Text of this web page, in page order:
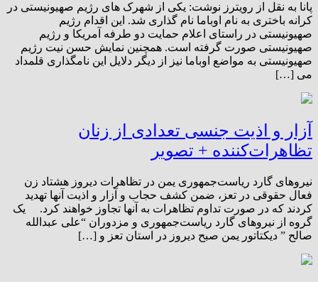
پانا به نقل از رویترز نوشت: یکی از شهرک های رژیم صهیونیستی در
کرانه باختری به نام اوباما نام گذاری شد. این اقدام رژیم
صهیونیستی در راستای اعلام حمایت دو طرفه آمریکا و رژیم
صهیونیستی صورت گرفته است. همچنین نمایش حسن نیت رژیم
صهیونیستی به مواضع اوباما نیز از دیگر دلایل این نامگذاری قلمداد
می […]
آزار و اذیت جنسی تعدادی از زنان
تظاهرات‌کننده + تصویر
نیروهای گارد ریاست‌جمهوری یمن در تظاهرات دیروز هشتاد زن
فعال حقوقی در تعز، ضمن کشف حجاب و آزار و اذیت آنها تهدید
کردند که در صورت تداوم تظاهرات به آنها تجاوز خواهند کرد. یک
گروه از نیروهای گارد ریاست‌جمهوری و مزدوران “علی عبدالله
صالح ” دیکتاتور یمن صبح دیروز در استان تعز و […]